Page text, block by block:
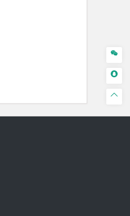


